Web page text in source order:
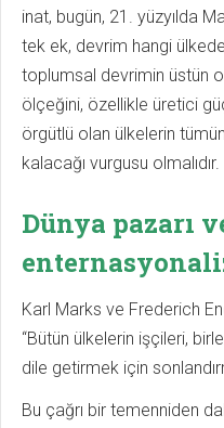
inat, bugün, 21. yüzyılda
tek ek, devrim hangi
toplumsal devrimin üstün
ölçeğini, özellikle üretici
örgütlü olan ülkelerin
kalacağı vurgusu olmalıdır.
Dünya pazarı
Karl Marks ve Frederich
“Bütün ülkelerin işçileri,
dile getirmek için
Bu çağrı bir temenniden